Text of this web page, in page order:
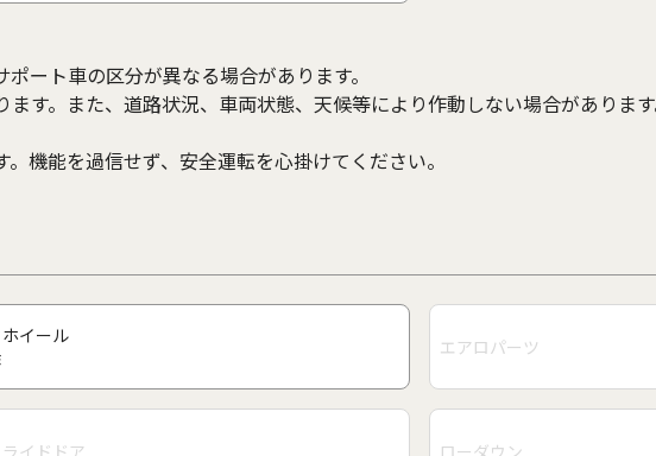
ート車の区分が異なる場合があります。
す。また、道路状況、車両状態、天候等により作動しない場合がありま
機能を過信せず、安全運転を心掛けてください。
イール エアロパーツ